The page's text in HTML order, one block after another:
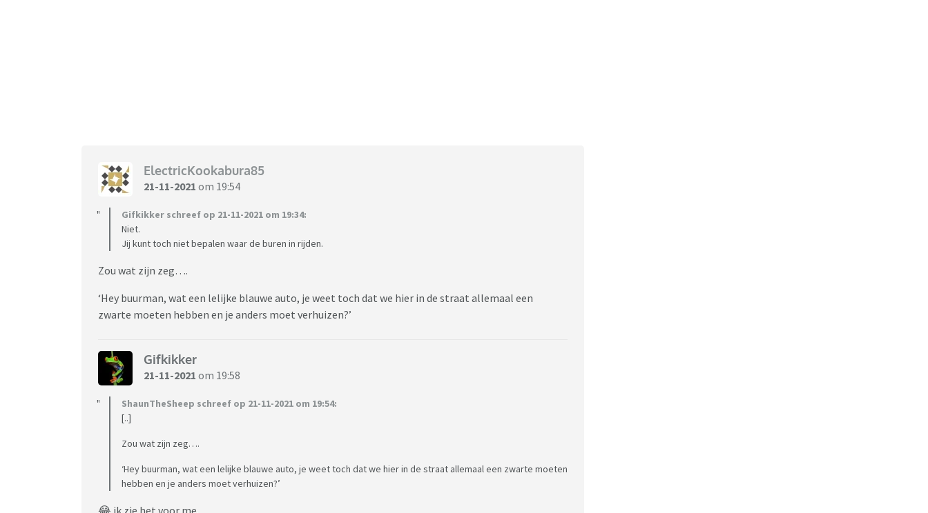
ElectricKookabura85
21-11-2021 om 19:54
Gifkikker schreef op 21-11-2021 om 19:34:
Niet.
Jij kunt toch niet bepalen waar de buren in rijden.
Zou wat zijn zeg….
‘Hey buurman, wat een lelijke blauwe auto, je weet toch dat we hier in de straat allemaal een
zwarte moeten hebben en je anders moet verhuizen?’
Gifkikker
21-11-2021 om 19:58
ShaunTheSheep schreef op 21-11-2021 om 19:54:
[..]
Zou wat zijn zeg….
‘Hey buurman, wat een lelijke blauwe auto, je weet toch dat we hier in de straat allemaal een zwarte moeten
hebben en je anders moet verhuizen?’
😂 ik zie het voor me.